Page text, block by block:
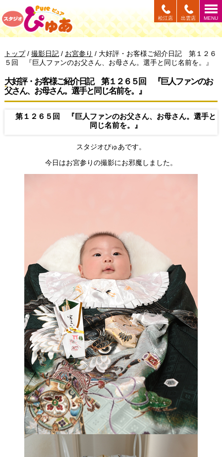
このページの本文へ
MENU
出雲店
松江店
現
在
位
置：
トップ/ 撮影日記/ お宮参り / 大好評・お客様ご紹介日記 第１２６
５回 『巨人ファンのお父さん、お母さん。選手と同じ名前を。』
大好評・お客様ご紹介日記 第１２６５回 『巨人ファンのお
父さん、お母さん。選手と同じ名前を。』
第１２６５回 『巨人ファンのお父さん、お母さん。選手と
同じ名前を。』
スタジオぴゅあです。
今日はお宮参りの撮影にお邪魔しました。